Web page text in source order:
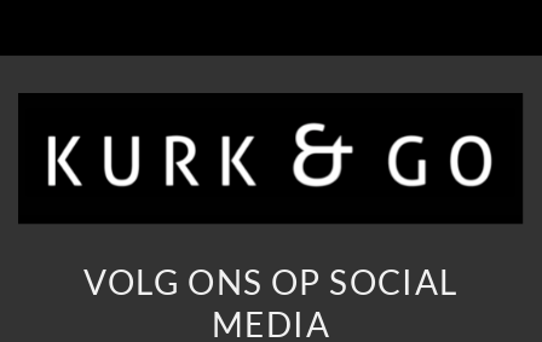
VOLG ONS OP SOCIAL
MEDIA